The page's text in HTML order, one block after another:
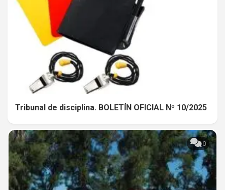
Tribunal de disciplina. BOLETÍN OFICIAL Nº 10/2025
0